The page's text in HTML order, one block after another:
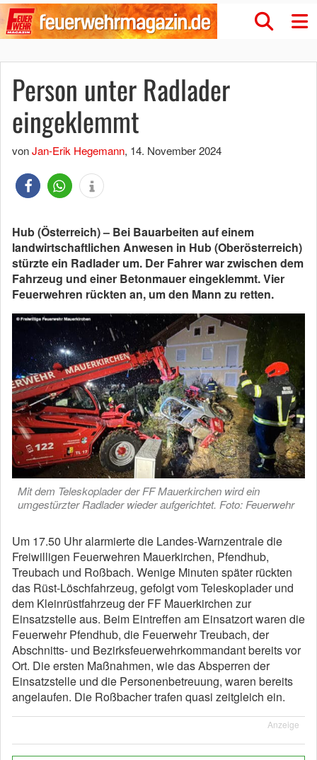
Person unter Radlader
eingeklemmt
vonJan-Erik Hegemann, 14. November 2024
Hub (Österreich) – Bei Bauarbeiten auf einem
landwirtschaftlichen Anwesen in Hub (Oberösterreich)
stürzte ein Radlader um. Der Fahrer war zwischen dem
Fahrzeug und einer Betonmauer eingeklemmt. Vier
Feuerwehren rückten an, um den Mann zu retten.
Mit dem Teleskoplader der FF Mauerkirchen wird ein
umgestürzter Radlader wieder aufgerichtet. Foto: Feuerwehr
Um 17.50 Uhr alarmierte die Landes-Warnzentrale die
Freiwilligen Feuerwehren Mauerkirchen, Pfendhub,
Treubach und Roßbach. Wenige Minuten später rückten
das Rüst-Löschfahrzeug, gefolgt vom Teleskoplader und
dem Kleinrüstfahrzeug der FF Mauerkirchen zur
Einsatzstelle aus. Beim Eintreffen am Einsatzort waren die
Feuerwehr Pfendhub, die Feuerwehr Treubach, der
Abschnitts- und Bezirksfeuerwehrkommandant bereits vor
Ort. Die ersten Maßnahmen, wie das Absperren der
Einsatzstelle und die Personenbetreuung, waren bereits
angelaufen. Die Roßbacher trafen quasi zeitgleich ein.
Anzeige